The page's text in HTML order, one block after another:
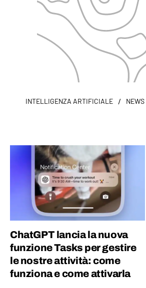
INTELLIGENZA ARTIFICIALE / NEWS
ChatGPT lancia la nuova
funzione Tasks per gestire
le nostre attività: come
funziona e come attivarla